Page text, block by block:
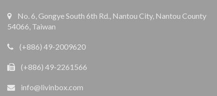
No. 6, Gongye South 6th Rd., Nantou City, Nantou County
54066, Taiwan
(+886) 49-2009620
(+886) 49-2261566
info@livinbox.com